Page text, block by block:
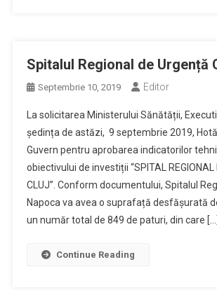
Spitalul Regional de Urgență
Septembrie 10, 2019 Editor
La solicitarea Ministerului Sănătății,
ședința de astăzi, 9 septembrie 2019,
Guvern pentru aprobarea indicatorilor
obiectivului de investiții “SPITAL REGIONAL
CLUJ”. Conform documentului, Spitalul
Napoca va avea o suprafață desfășurată
un număr total de 849 de paturi, din care […]
Continue Reading